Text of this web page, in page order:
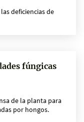
deficiencias de
fúngicas
de la planta para
por hongos.